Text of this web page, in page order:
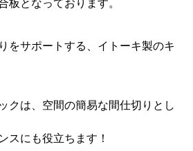
板となっております。
をサポートする、イトーキ製のキ
クは、空間の簡易な間仕切りとし
スにも役立ちます！